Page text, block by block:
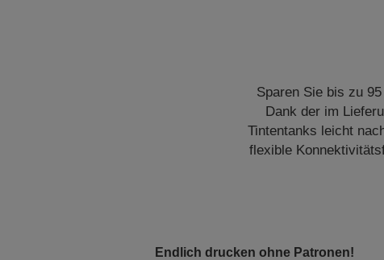
Sparen Sie bis zu
Dank der im
Tintentanks leicht
flexible
Endlich drucken ohne Patronen!